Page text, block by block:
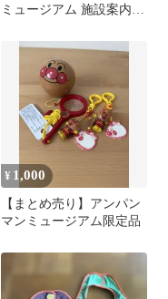
ミュージアム 施設案内3
¥ 1,000
【まとめ売り】アンパン
マンミュージアム限定品